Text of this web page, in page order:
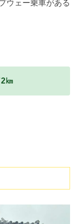
ウェー乗車がある
㎞